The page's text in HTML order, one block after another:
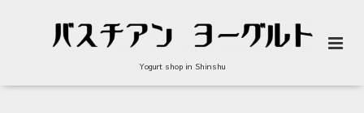
Yogurt shop in Shinshu